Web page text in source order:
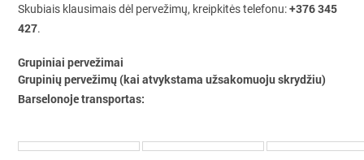
Skubiais klausimais dėl pervežimų, kreipkitės telefonu:+376 345
427.
Grupiniai pervežimai
Grupinių pervežimų (kai atvykstama užsakomuoju skrydžiu)
Barselonoje transportas: